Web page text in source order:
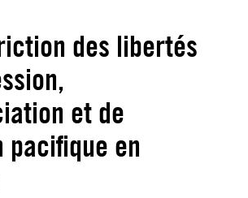
des libertés
et de
pacifique en